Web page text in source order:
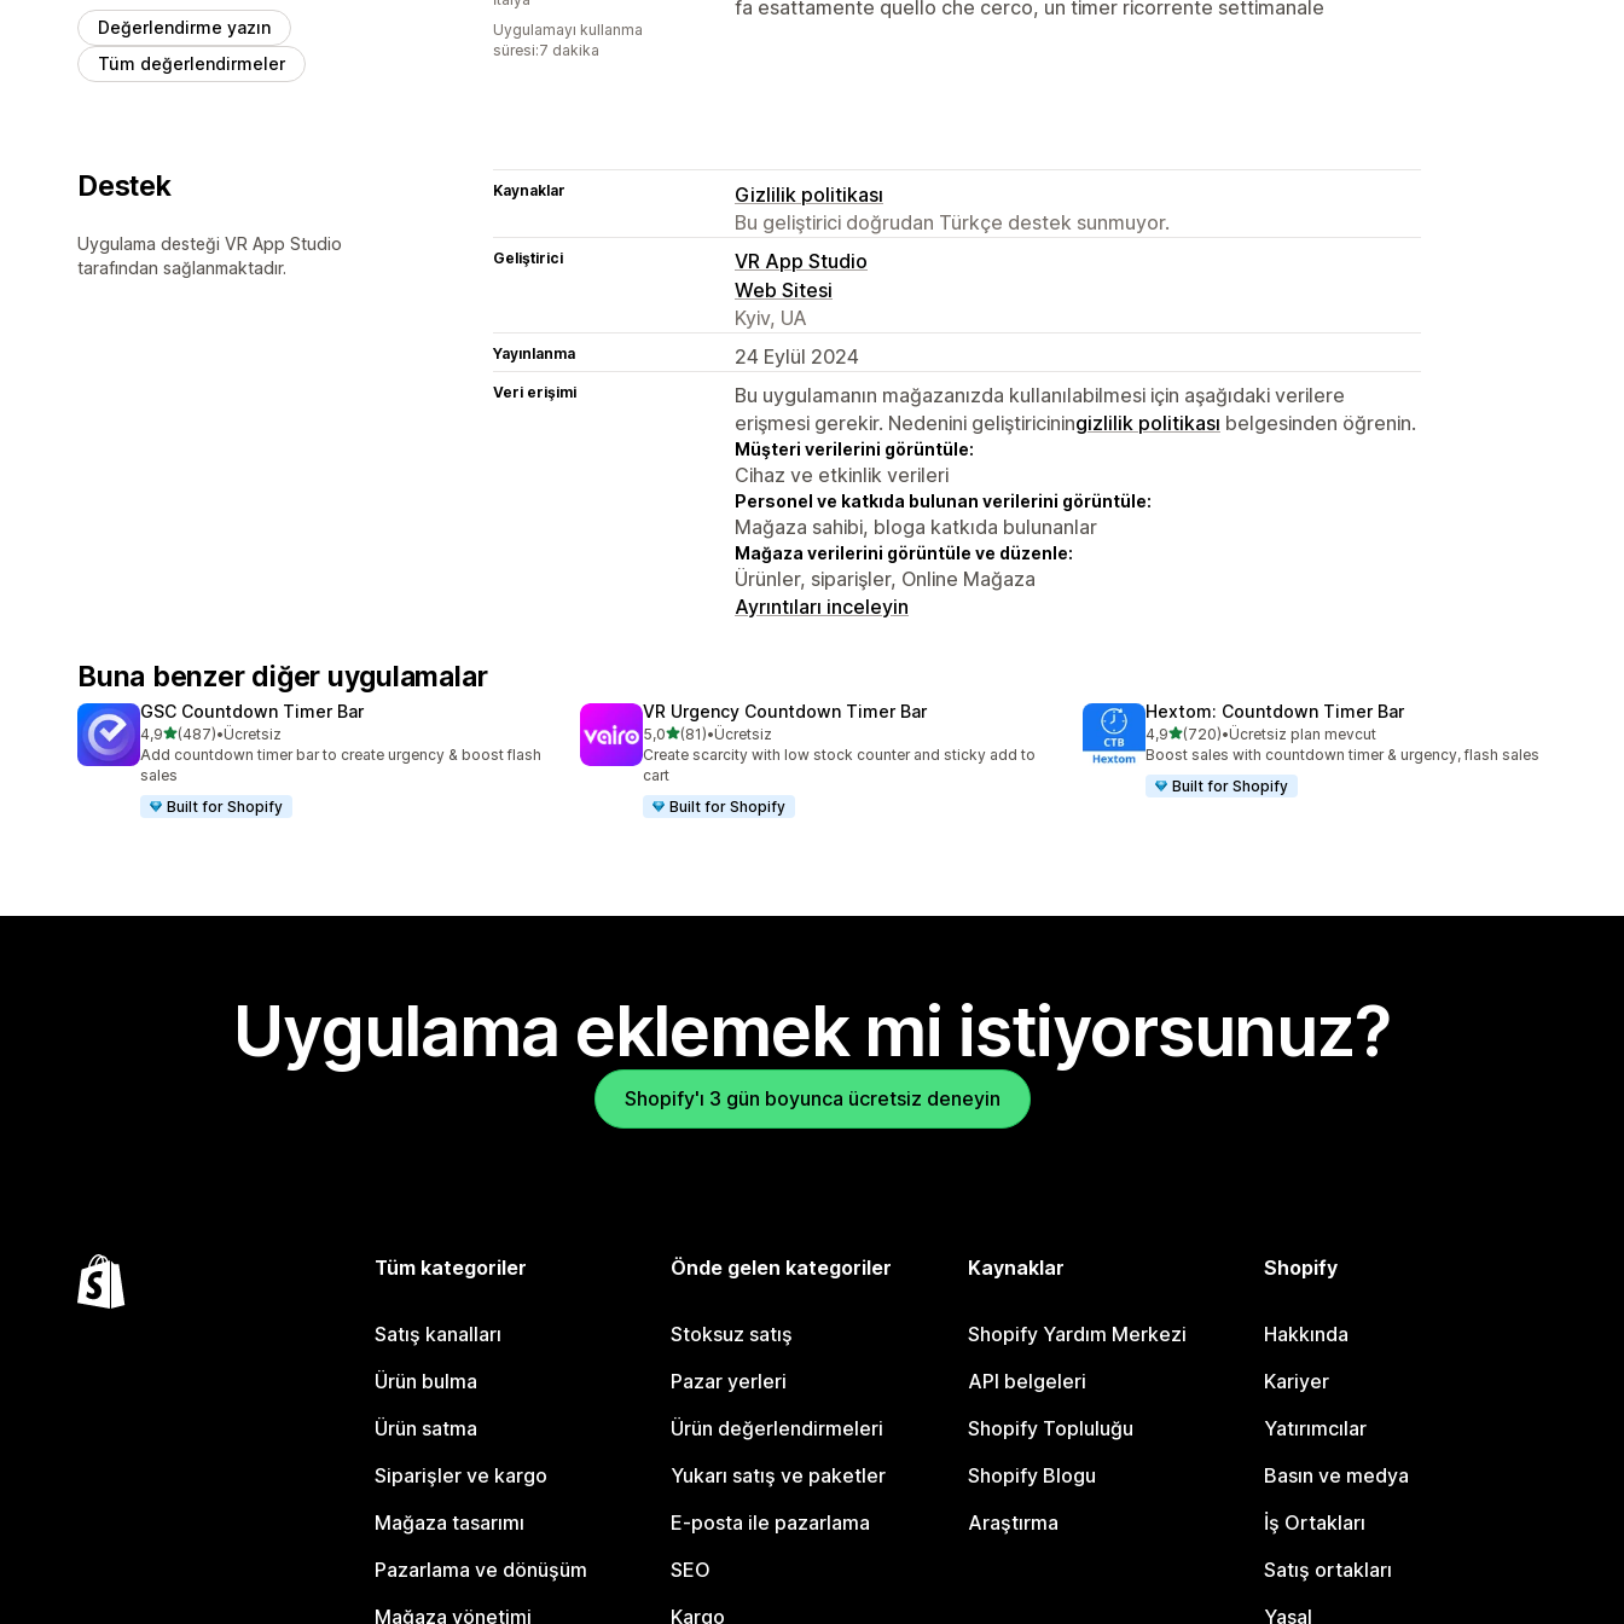
Değerlendirme yazın
Tüm değerlendirmeler
fa esattamente quello che cerco, un timer ricorrente settimanale
Uygulamayı kullanma
süresi:7 dakika
Destek
Uygulama desteği VR App Studio
tarafından sağlanmaktadır.
Kaynaklar
Gizlilik politikası
Bu geliştirici doğrudan Türkçe destek sunmuyor.
Geliştirici
VR App Studio
Web Sitesi
Kyiv, UA
Yayınlanma 24 Eylül 2024
Veri erişimi
Bu uygulamanın mağazanızda kullanılabilmesi için aşağıdaki verilere
erişmesi gerekir. Nedenini geliştiriciningizlilik politikası belgesinden öğrenin.
Müşteri verilerini görüntüle:
Cihaz ve etkinlik verileri
Personel ve katkıda bulunan verilerini görüntüle:
Mağaza sahibi, bloga katkıda bulunanlar
Mağaza verilerini görüntüle ve düzenle:
Ürünler, siparişler, Online Mağaza
Ayrıntıları inceleyin
Buna benzer diğer uygulamalar
GSC Countdown Timer Bar
4,95 yıldız üzerinden
(487)
toplam 487 değerlendirme
•Ücretsiz
Add countdown timer bar to create urgency & boost flash
sales
Built for Shopify
VR Urgency Countdown Timer Bar
5,05 yıldız üzerinden
(81)
toplam 81 değerlendirme
•Ücretsiz
Create scarcity with low stock counter and sticky add to
cart
Built for Shopify
Hextom: Countdown Timer Bar
4,95 yıldız üzerinden
(720)
toplam 720 değerlendirme
•Ücretsiz plan mevcut
Boost sales with countdown timer & urgency, flash sales
Built for Shopify
Uygulama eklemek mi istiyorsunuz?
Shopify'ı 3 gün boyunca ücretsiz deneyin
Tüm kategoriler
Satış kanalları
Ürün bulma
Ürün satma
Siparişler ve kargo
Mağaza tasarımı
Pazarlama ve dönüşüm
Mağaza yönetimi
Önde gelen kategoriler
Stoksuz satış
Pazar yerleri
Ürün değerlendirmeleri
Yukarı satış ve paketler
E-posta ile pazarlama
SEO
Kargo
Kaynaklar
Shopify Yardım Merkezi
API belgeleri
Shopify Topluluğu
Shopify Blogu
Araştırma
Shopify
Hakkında
Kariyer
Yatırımcılar
Basın ve medya
İş Ortakları
Satış ortakları
Yasal